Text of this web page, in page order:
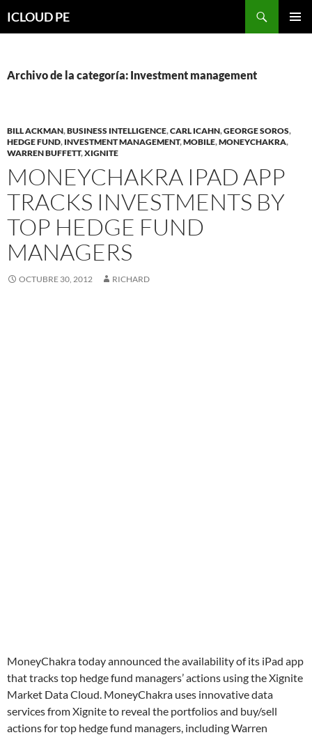
hacia
ICLOUD PE
Archivo de la categoría: Investment management
BILL ACKMAN,BUSINESS INTELLIGENCE,CARL ICAHN,GEORGE SOROS,
HEDGE FUND, INVESTMENT MANAGEMENT,MOBILE,MONEYCHAKRA,
WARREN BUFFETT,XIGNITE
MONEYCHAKRA IPAD APP
TRACKS INVESTMENTS BY
TOP HEDGE FUND
MANAGERS
OCTUBRE 30, 2012 RICHARD
MoneyChakra today announced the availability of its iPad app
that tracks top hedge fund managers’ actions using the Xignite
Market Data Cloud. MoneyChakra uses innovative data
services from Xignite to reveal the portfolios and buy/sell
actions for top hedge fund managers, including Warren